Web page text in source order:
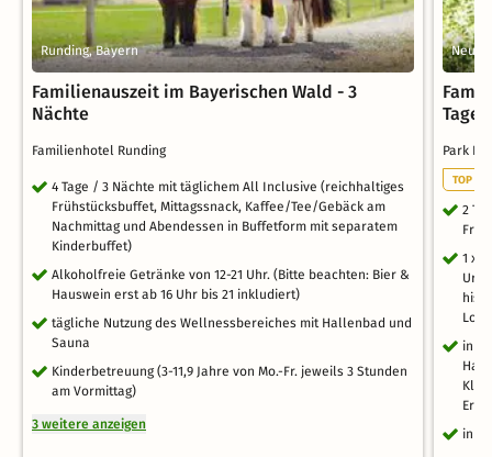
Runding, Bayern
Familienauszeit im Bayerischen Wald - 3
Nächte
Familienhotel Runding
4 Tage / 3 Nächte mit täglichem All Inclusive (reichhaltiges
Frühstücksbuffet, Mittagssnack, Kaffee/Tee/Gebäck am
Nachmittag und Abendessen in Buffetform mit separatem
Kinderbuffet)
Alkoholfreie Getränke von 12-21 Uhr. (Bitte beachten: Bier &
Hauswein erst ab 16 Uhr bis 21 inkludiert)
tägliche Nutzung des Wellnessbereiches mit Hallenbad und
Sauna
Kinderbetreuung (3-11,9 Jahre von Mo.-Fr. jeweils 3 Stunden
am Vormittag)
3 weitere anzeigen
Tage
Park
TOP
2
1 x
inkl.
inkl.